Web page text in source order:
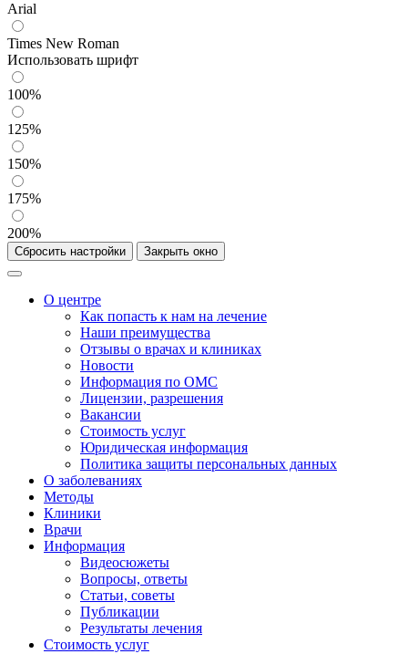
Arial
Times New Roman
Использовать шрифт
100%
125%
150%
175%
200%
Сбросить настройки Закрыть окно
О центре
Как попасть к нам на лечение
Наши преимущества
Отзывы о врачах и клиниках
Новости
Информация по ОМС
Лицензии, разрешения
Вакансии
Стоимость услуг
Юридическая информация
Политика защиты персональных данных
О заболеваниях
Методы
Клиники
Врачи
Информация
Видеосюжеты
Вопросы, ответы
Статьи, советы
Публикации
Результаты лечения
Стоимость услуг